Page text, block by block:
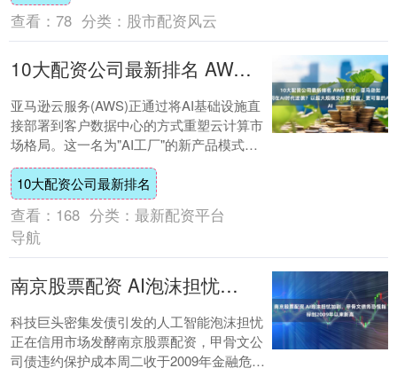
查看： 78 分类： 股市配资风云
10大配资公司最新排名 AWS CEO：亚马逊如何在AI时代逆袭？以超大规模交付更便宜、更可靠的AI
亚马逊云服务(AWS)正通过将AI基础设施直
接部署到客户数据中心的方式重塑云计算市
场格局。这一名为"AI工厂"的新产品模式使
政府和大型企业能够在....
10大配资公司最新排名
查看： 168 分类： 最新配资平台
导航
南京股票配资 AI泡沫担忧加剧，甲骨文债务恐慌指标创2009年以来新高
科技巨头密集发债引发的人工智能泡沫担忧
正在信用市场发酵南京股票配资，甲骨文公
司债违约保护成本周二收于2009年金融危机